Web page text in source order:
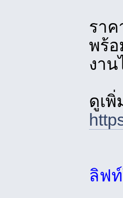
ราค
พร้
งา
ดูเ
ลิฟ